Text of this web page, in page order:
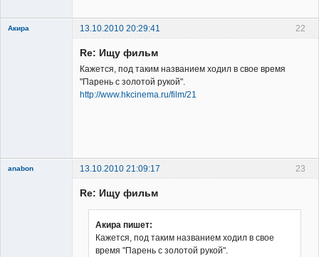
22
Акира 13.10.2010 20:29:41
Re: Ищу фильм
Кажется, под таким названием ходил в свое время
"Парень с золотой рукой".
http://www.hkcinema.ru/film/21
23
anabon
13.10.2010 21:09:17
Re: Ищу фильм
Акира пишет:
Кажется, под таким названием ходил в свое
время "Парень с золотой рукой".